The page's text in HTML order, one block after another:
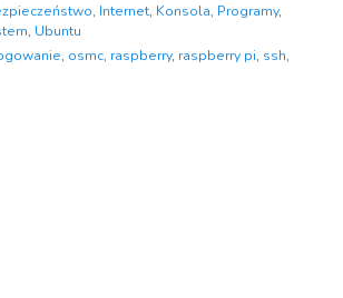
, Internet, Konsola, Programy,
, Ubuntu
, osmc, raspberry, raspberry pi, ssh,